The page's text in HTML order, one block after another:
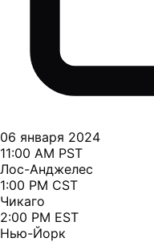
06 января 2024
11:00 AM PST
Лос-Анджелес
1:00 PM CST
Чикаго
2:00 PM EST
Нью-Йорк